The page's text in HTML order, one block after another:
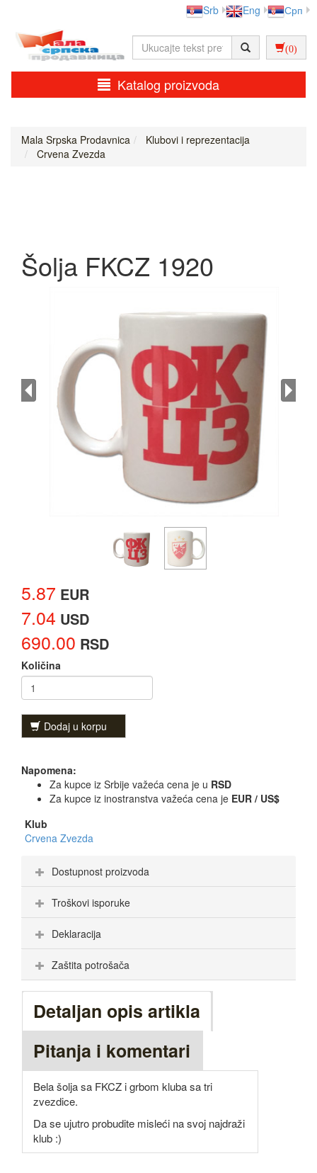
Srb Eng Срп
(0)
Katalog proizvoda
Mala Srpska Prodavnica
Klubovi i reprezentacija
Crvena Zvezda
Šolja FKCZ 1920
5.87 EUR
7.04 USD
690.00 RSD
Količina
Dodaj u korpu
Napomena:
Za kupce iz Srbije važeća cena je u RSD
Za kupce iz inostranstva važeća cena je EUR / US$
Klub
Crvena Zvezda
Dostupnost proizvoda
Troškovi isporuke
Deklaracija
Zaštita potrošača
Detaljan opis artikla
Pitanja i komentari
Bela šolja sa FKCZ i grbom kluba sa tri
zvezdice.
Da se ujutro probudite misleći na svoj najdraži
klub :)